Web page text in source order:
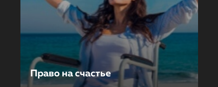
Право на счастье